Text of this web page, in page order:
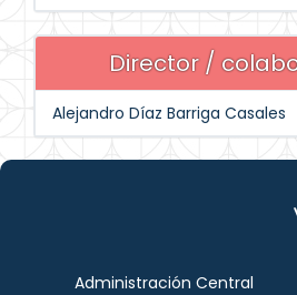
Director /
Alejandro Díaz Barriga Casales
Administración Central